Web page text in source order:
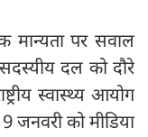
मान्यता पर सवाल
दल को दौरे
स्वास्थ्य आयोग
को मीडिया